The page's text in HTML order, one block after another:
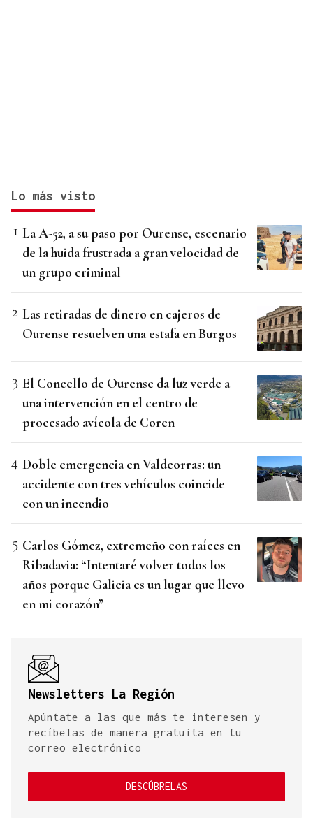
Lo más visto
La A-52, a su paso por Ourense, escenario
de la huida frustrada a gran velocidad de
un grupo criminal
Las retiradas de dinero en cajeros de
Ourense resuelven una estafa en Burgos
El Concello de Ourense da luz verde a
una intervención en el centro de
procesado avícola de Coren
Doble emergencia en Valdeorras: un
accidente con tres vehículos coincide
con un incendio
Carlos Gómez, extremeño con raíces en
Ribadavia: “Intentaré volver todos los
años porque Galicia es un lugar que llevo
en mi corazón”
Newsletters La Región
Apúntate a las que más te interesen y
recíbelas de manera gratuita en tu
correo electrónico
DESCÚBRELAS